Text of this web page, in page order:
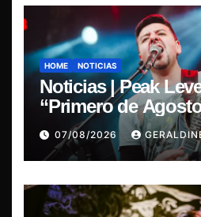
HOME NOTICIAS
Noticias | Peak
“Primero de
sonoro por el duelo
07/08/2026